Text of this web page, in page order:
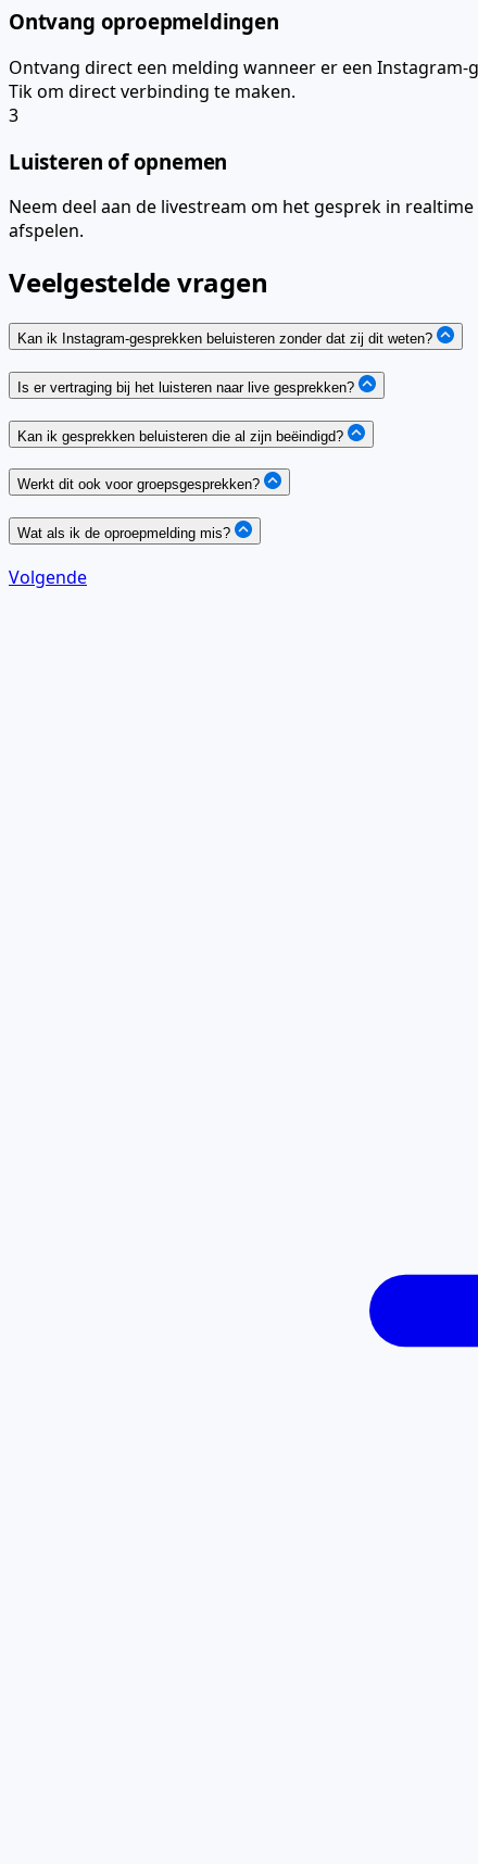
Ontvang oproepmeldingen
Ontvang direct een melding wanneer er een
Tik om direct verbinding te maken.
3
Luisteren of opnemen
Neem deel aan de livestream om het gesprek in
afspelen.
Veelgestelde vragen
Kan ik Instagram-gesprekken beluisteren zonder dat zij dit weten?
Is er vertraging bij het luisteren naar live gesprekken?
Kan ik gesprekken beluisteren die al zijn beëindigd?
Werkt dit ook voor groepsgesprekken?
Wat als ik de oproepmelding mis?
Volgende